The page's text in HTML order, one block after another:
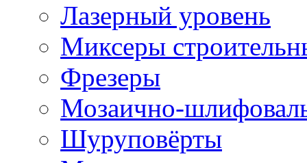
Лазерный уровень
Миксеры
Фрезеры
Мозаично-
Шуруповёрты